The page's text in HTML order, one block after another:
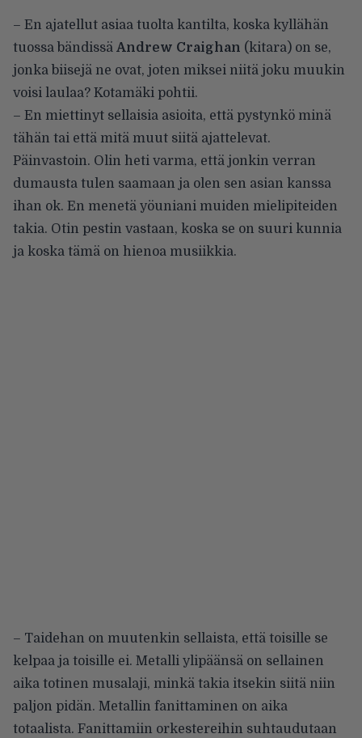
– En ajatellut asiaa tuolta kantilta, koska kyllähän
tuossa bändissä Andrew Craighan (kitara) on se,
jonka biisejä ne ovat, joten miksei niitä joku muukin
voisi laulaa? Kotamäki pohtii.
– En miettinyt sellaisia asioita, että pystynkö minä
tähän tai että mitä muut siitä ajattelevat.
Päinvastoin. Olin heti varma, että jonkin verran
dumausta tulen saamaan ja olen sen asian kanssa
ihan ok. En menetä yöuniani muiden mielipiteiden
takia. Otin pestin vastaan, koska se on suuri kunnia
ja koska tämä on hienoa musiikkia.
– Taidehan on muutenkin sellaista, että toisille se
kelpaa ja toisille ei. Metalli ylipäänsä on sellainen
aika totinen musalaji, minkä takia itsekin siitä niin
paljon pidän. Metallin fanittaminen on aika
totaalista. Fanittamiin orkestereihin suhtaudutaan